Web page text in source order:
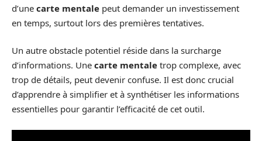
d’une carte mentale peut demander un investissement
en temps, surtout lors des premières tentatives.
Un autre obstacle potentiel réside dans la surcharge
d’informations. Une carte mentale trop complexe, avec
trop de détails, peut devenir confuse. Il est donc crucial
d’apprendre à simplifier et à synthétiser les informations
essentielles pour garantir l’efficacité de cet outil.